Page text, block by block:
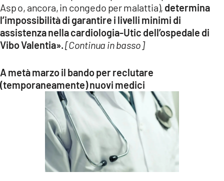
Asp o, ancora, in congedo per malattia), determina
l’impossibilità di garantire i livelli minimi di
assistenza nella cardiologia-Utic dell’ospedale di
Vibo Valentia».[Continua in basso]
A metà marzo il bando per reclutare
(temporaneamente) nuovi medici